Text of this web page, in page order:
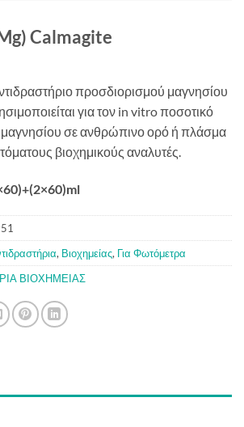
Calmagite
προσδιορισμού μαγνησίου
για τον in vitro ποσοτικό
σε ανθρώπινο ορό ή πλάσμα
βιοχημικούς αναλυτές.
, Βιοχημείας, Για Φωτόμετρα
ΒΙΟΧΗΜΕΙΑΣ